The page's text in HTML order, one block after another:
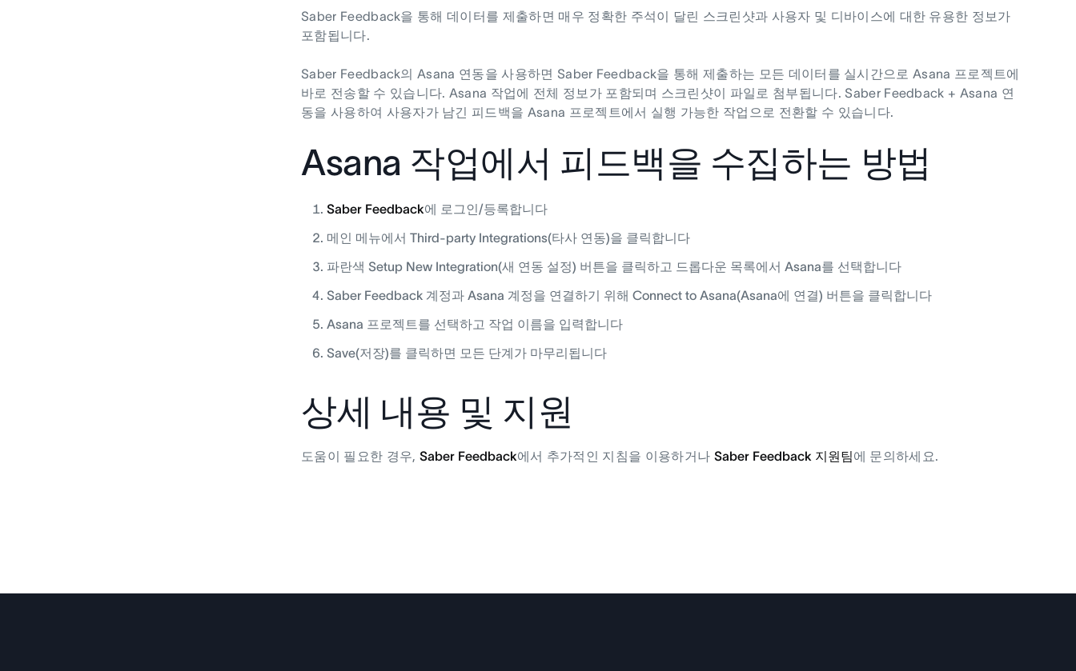
Saber Feedback을 통해 데이터를 제출하면 매우 정확한 주석이 달린 스크린샷과 사용자 및 디바이스에 대한 유용한 정보가
포함됩니다.
Saber Feedback의 Asana 연동을 사용하면 Saber Feedback을 통해 제출하는 모든 데이터를 실시간으로 Asana 프로젝트에
바로 전송할 수 있습니다. Asana 작업에 전체 정보가 포함되며 스크린샷이 파일로 첨부됩니다. Saber Feedback + Asana 연
동을 사용하여 사용자가 남긴 피드백을 Asana 프로젝트에서 실행 가능한 작업으로 전환할 수 있습니다.
Asana 작업에서 피드백을 수집하는 방법
Saber Feedback에 로그인/등록합니다
메인 메뉴에서 Third-party Integrations(타사 연동)을 클릭합니다
파란색 Setup New Integration(새 연동 설정) 버튼을 클릭하고 드롭다운 목록에서 Asana를 선택합니다
Saber Feedback 계정과 Asana 계정을 연결하기 위해 Connect to Asana(Asana에 연결) 버튼을 클릭합니다
Asana 프로젝트를 선택하고 작업 이름을 입력합니다
Save(저장)를 클릭하면 모든 단계가 마무리됩니다
상세 내용 및 지원
도움이 필요한 경우, Saber Feedback에서 추가적인 지침을 이용하거나 Saber Feedback 지원팀에 문의하세요.